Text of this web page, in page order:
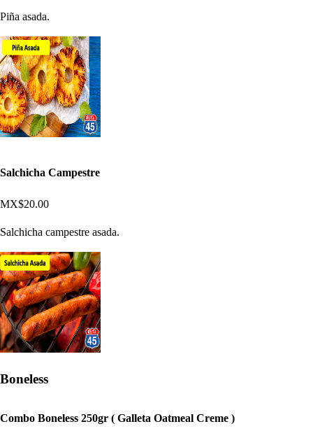
Piña asada.
Salchicha Campestre
MX$20.00
Salchicha campestre asada.
Boneless
Combo Boneless 250gr ( Galleta Oatmeal Creme )